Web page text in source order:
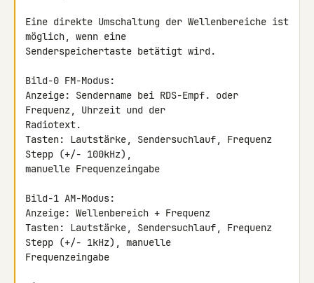
Eine direkte Umschaltung der Wellenbereiche ist
möglich, wenn eine
Senderspeichertaste betätigt wird.
Bild-0 FM-Modus:
Anzeige: Sendername bei RDS-Empf. oder
Frequenz, Uhrzeit und der
Radiotext.
Tasten: Lautstärke, Sendersuchlauf, Frequenz
Stepp (+/- 100kHz),
manuelle Frequenzeingabe
Bild-1 AM-Modus:
Anzeige: Wellenbereich + Frequenz
Tasten: Lautstärke, Sendersuchlauf, Frequenz
Stepp (+/- 1kHz), manuelle
Frequenzeingabe